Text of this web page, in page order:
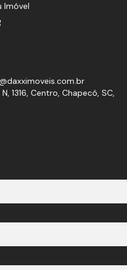
Imóvel
, 1316, Centro, Chapecó, SC,